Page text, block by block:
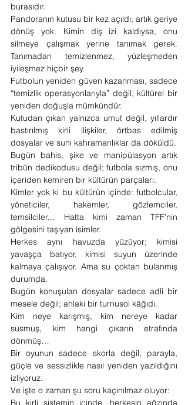
burasıdır.
Pandoranın kutusu bir kez açıldı; artık geriye
dönüş yok. Kimin diş izi kaldıysa, onu
silmeye çalışmak yerine tanımak gerek.
Tanımadan temizlenmez, yüzleşmeden
iyileşmez hiçbir şey.
Futbolun yeniden güven kazanması, sadece
“temizlik operasyonlarıyla” değil, kültürel bir
yeniden doğuşla mümkündür.
Kutudan çıkan yalnızca umut değil, yıllardır
bastırılmış kirli ilişkiler, örtbas edilmiş
dosyalar ve suni kahramanlıklar da döküldü.
Bugün bahis, şike ve manipülasyon artık
tribün dedikodusu değil; futbola sızmış, onu
içeriden kemiren bir kültürün parçaları.
Kimler yok ki bu kültürün içinde: futbolcular,
yöneticiler, hakemler, gözlemciler,
temsilciler… Hatta kimi zaman TFF’nin
gölgesini taşıyan isimler.
Herkes aynı havuzda yüzüyor; kimisi
yavaşça batıyor, kimisi suyun üzerinde
kalmaya çalışıyor. Ama su çoktan bulanmış
durumda.
Bugün konuşulan dosyalar sadece adli bir
mesele değil; ahlaki bir turnusol kâğıdı.
Kim neye karışmış, kim nereye kadar
susmuş, kim hangi çıkarın etrafında
dönmüş…
Bir oyunun sadece skorla değil, parayla,
güçle ve sessizlikle nasıl yeniden yazıldığını
izliyoruz.
Ve işte o zaman şu soru kaçınılmaz oluyor:
Bu kirli sistemin içinde, herkesin ağzında